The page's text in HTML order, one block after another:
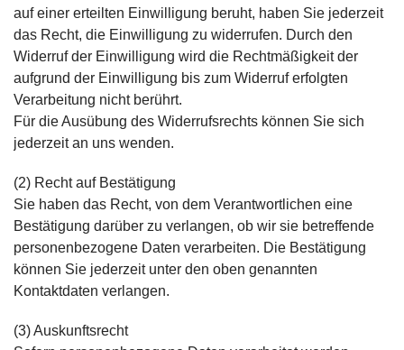
auf einer erteilten Einwilligung beruht, haben Sie jederzeit
das Recht, die Einwilligung zu widerrufen. Durch den
Widerruf der Einwilligung wird die Rechtmäßigkeit der
aufgrund der Einwilligung bis zum Widerruf erfolgten
Verarbeitung nicht berührt.
Für die Ausübung des Widerrufsrechts können Sie sich
jederzeit an uns wenden.
(2) Recht auf Bestätigung
Sie haben das Recht, von dem Verantwortlichen eine
Bestätigung darüber zu verlangen, ob wir sie betreffende
personenbezogene Daten verarbeiten. Die Bestätigung
können Sie jederzeit unter den oben genannten
Kontaktdaten verlangen.
(3) Auskunftsrecht